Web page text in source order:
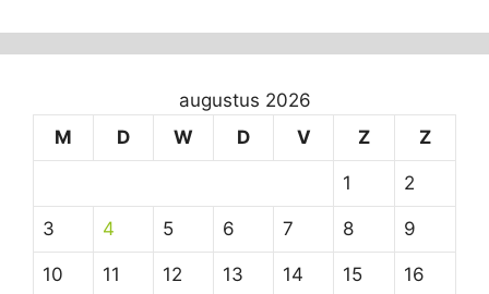
augustus 2026
M
D W D V Z Z
1 2
3 4 5 6 7 8 9
10 11 12 13 14 15 16